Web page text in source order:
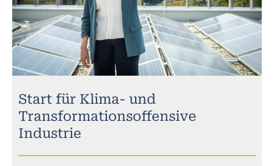
Start für Klima- und
Transformationsoffensive
Industrie